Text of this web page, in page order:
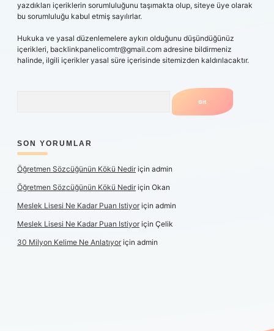
yazdıkları içeriklerin sorumluluğunu taşımakta olup, siteye üye olarak
bu sorumluluğu kabul etmiş sayılırlar.
Hukuka ve yasal düzenlemelere aykırı olduğunu düşündüğünüz
içerikleri, backlinkpanelicomtr@gmail.com adresine bildirmeniz
halinde, ilgili içerikler yasal süre içerisinde sitemizden kaldırılacaktır.
SON YORUMLAR
Öğretmen Sözcüğünün Kökü Nediriçin admin
Öğretmen Sözcüğünün Kökü Nediriçin Okan
Meslek Lisesi Ne Kadar Puan Istiyoriçin admin
Meslek Lisesi Ne Kadar Puan Istiyoriçin Çelik
30 Milyon Kelime Ne Anlatıyoriçin admin